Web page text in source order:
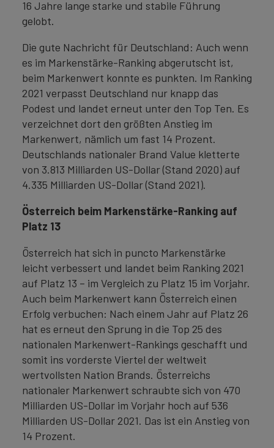
16 Jahre lange starke und stabile Führung
gelobt.
Die gute Nachricht für Deutschland: Auch wenn
es im Markenstärke-Ranking abgerutscht ist,
beim Markenwert konnte es punkten. Im Ranking
2021 verpasst Deutschland nur knapp das
Podest und landet erneut unter den Top Ten. Es
verzeichnet dort den größten Anstieg im
Markenwert, nämlich um fast 14 Prozent.
Deutschlands nationaler Brand Value kletterte
von 3.813 Milliarden US-Dollar (Stand 2020) auf
4.335 Milliarden US-Dollar (Stand 2021).
Österreich beim Markenstärke-Ranking auf
Platz 13
Österreich hat sich in puncto Markenstärke
leicht verbessert und landet beim Ranking 2021
auf Platz 13 – im Vergleich zu Platz 15 im Vorjahr.
Auch beim Markenwert kann Österreich einen
Erfolg verbuchen: Nach einem Jahr auf Platz 26
hat es erneut den Sprung in die Top 25 des
nationalen Markenwert-Rankings geschafft und
somit ins vorderste Viertel der weltweit
wertvollsten Nation Brands. Österreichs
nationaler Markenwert schraubte sich von 470
Milliarden US-Dollar im Vorjahr hoch auf 536
Milliarden US-Dollar 2021. Das ist ein Anstieg von
14 Prozent.